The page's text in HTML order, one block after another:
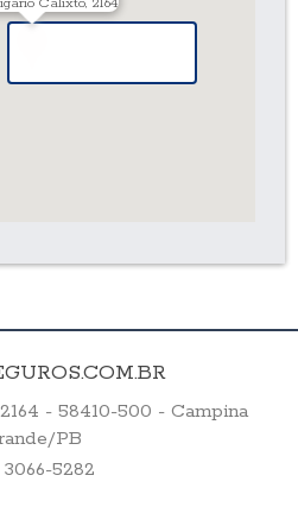
- 58410-500 - Campina
PB
5282